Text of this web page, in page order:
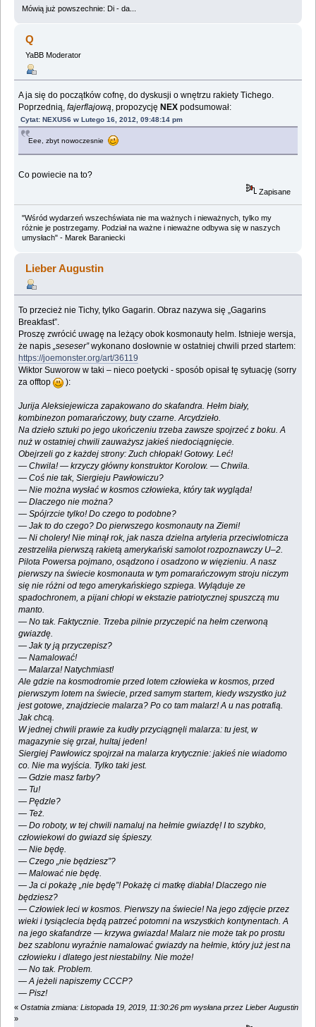
Mówią już powszechnie: Di - da...
Q
YaBB Moderator
A ja się do początków cofnę, do dyskusji o wnętrzu rakiety Tichego.
Poprzednią,fajerflajową , propozycjęNEX podsumował:
Cytat: NEXUS6 w Lutego 16, 2012, 09:48:14 pm
Eee, zbyt nowoczesnie
Co powiecie na to?
Zapisane
"Wśród wydarzeń wszechświata nie ma ważnych i nieważnych, tylko my
różnie je postrzegamy. Podział na ważne i nieważne odbywa się w naszych
umysłach" - Marek Baraniecki
Lieber Augustin
To przecież nie Tichy, tylko Gagarin. Obraz nazywa się „Gagarins
Breakfast”.
Proszę zwrócić uwagę na leżący obok kosmonauty helm. Istnieje wersja,
że napis„seseser”wykonano dosłownie w ostatniej chwili przed startem:
https://joemonster.org/art/36119
Wiktor Suworow w taki – nieco poetycki - sposób opisał tę sytuację (sorry
za offtop
):
Jurija Aleksiejewicza zapakowano do skafandra. Hełm biały,
kombinezon pomarańczowy, buty czarne. Arcydzieło.
Na dzieło sztuki po jego ukończeniu trzeba zawsze spojrzeć z boku. A
nuż w ostatniej chwili zauważysz jakieś niedociągnięcie.
Obejrzeli go z każdej strony: Zuch chłopak! Gotowy. Leć!
— Chwila! — krzyczy główny konstruktor Korolow. — Chwila.
— Coś nie tak, Siergieju Pawłowiczu?
— Nie można wysłać w kosmos człowieka, który tak wygląda!
— Dlaczego nie można?
— Spójrzcie tylko! Do czego to podobne?
— Jak to do czego? Do pierwszego kosmonauty na Ziemi!
— Ni cholery! Nie minął rok, jak nasza dzielna artyleria przeciwlotnicza
zestrzeliła pierwszą rakietą amerykański samolot rozpoznawczy U–2.
Pilota Powersa pojmano, osądzono i osadzono w więzieniu. A nasz
pierwszy na świecie kosmonauta w tym pomarańczowym stroju niczym
się nie różni od tego amerykańskiego szpiega. Wyląduje ze
spadochronem, a pijani chłopi w ekstazie patriotycznej spuszczą mu
manto.
— No tak. Faktycznie. Trzeba pilnie przyczepić na hełm czerwoną
gwiazdę.
— Jak ty ją przyczepisz?
— Namalować!
— Malarza! Natychmiast!
Ale gdzie na kosmodromie przed lotem człowieka w kosmos, przed
pierwszym lotem na świecie, przed samym startem, kiedy wszystko już
jest gotowe, znajdziecie malarza? Po co tam malarz! A u nas potrafią.
Jak chcą.
W jednej chwili prawie za kudły przyciągnęli malarza: tu jest, w
magazynie się grzał, hultaj jeden!
Siergiej Pawłowicz spojrzał na malarza krytycznie: jakieś nie wiadomo
co. Nie ma wyjścia. Tylko taki jest.
— Gdzie masz farby?
— Tu!
— Pędzle?
— Też.
— Do roboty, w tej chwili namaluj na hełmie gwiazdę! I to szybko,
człowiekowi do gwiazd się śpieszy.
— Nie będę.
— Czego „nie będziesz”?
— Malować nie będę.
— Ja ci pokażę „nie będę”! Pokażę ci matkę diabła! Dlaczego nie
będziesz?
— Człowiek leci w kosmos. Pierwszy na świecie! Na jego zdjęcie przez
wieki i tysiąclecia będą patrzeć potomni na wszystkich kontynentach. A
na jego skafandrze — krzywa gwiazda! Malarz nie może tak po prostu
bez szablonu wyraźnie namalować gwiazdy na hełmie, który już jest na
człowieku i dlatego jest niestabilny. Nie może!
— No tak. Problem.
— A jeżeli napiszemy CCCP?
— Pisz!
« Ostatnia zmiana: Listopada 19, 2019, 11:30:26 pm wysłana przez Lieber Augustin
»